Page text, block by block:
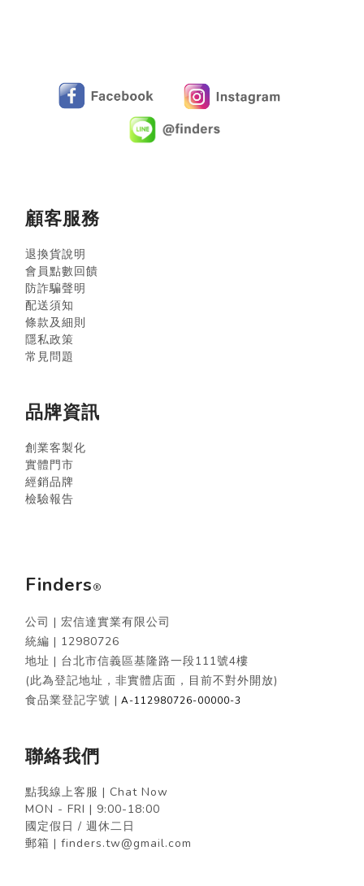
顧客服務
退換貨說明
會員點數回饋
防詐騙聲明
配送須知
條款及細則
隱私政策
常見問題
品牌資訊
創業客製化
實體門市
經銷品牌
檢驗報告
Finders®
公司 | 宏信達實業有限公司
統編 | 12980726
地址 | 台北市信義區基隆路一段111號4樓
(此為登記地址，非實體店面，目前不對外開放)
食品業登記字號 | A-112980726-00000-3
聯絡我們
點我線上客服 | Chat Now
MON - FRI | 9:00-18:00
國定假日 / 週休二日
郵箱 | finders.tw@gmail.com